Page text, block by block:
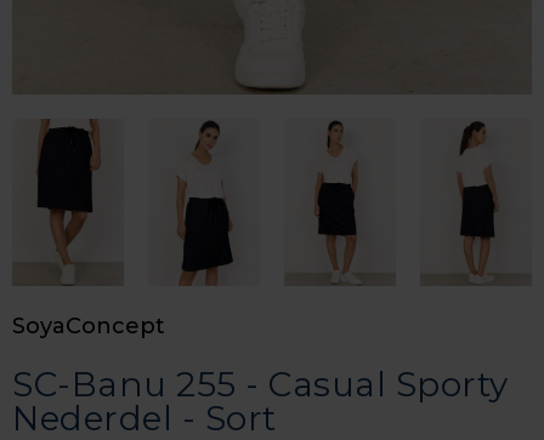
SoyaConcept
SC-Banu 255 - Casual Sporty
Nederdel - Sort